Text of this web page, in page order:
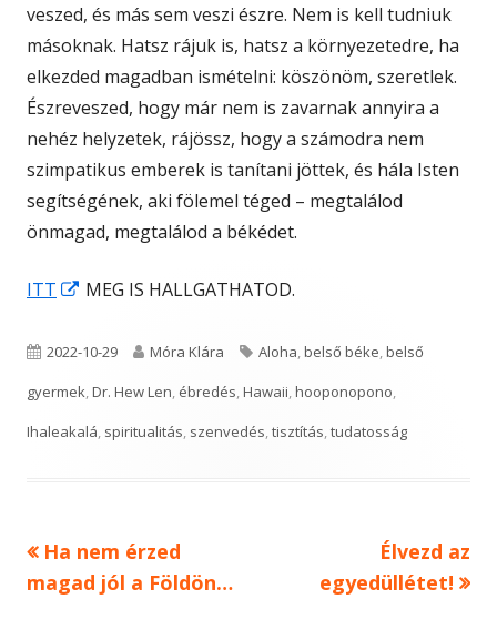
veszed, és más sem veszi észre. Nem is kell tudniuk
másoknak. Hatsz rájuk is, hatsz a környezetedre, ha
elkezded magadban ismételni: köszönöm, szeretlek.
Észreveszed, hogy már nem is zavarnak annyira a
nehéz helyzetek, rájössz, hogy a számodra nem
szimpatikus emberek is tanítani jöttek, és hála Isten
segítségének, aki fölemel téged – megtalálod
önmagad, megtalálod a békédet.
ITT
Opens
a
new
MEG IS HALLGATHATOD.
Published
on
2022-10-29 Author
Móra Klára Tags
Aloha belső béke belső
gyermek Dr. Hew Len ébredés Hawaii hooponopono
Ihaleakalá spiritualitás szenvedés tisztítás tudatosság
Bejegyzés
navigáció
Previous
article:
Ha nem érzed
magad jól a Földön…
Next
article:
Élvezd az
egyedüllétet!